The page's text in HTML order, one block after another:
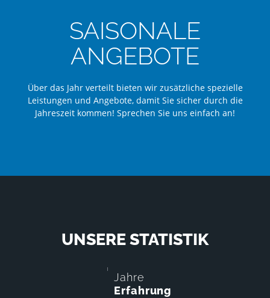
SAISONALE
ANGEBOTE
Über das Jahr verteilt bieten wir zusätzliche spezielle
Leistungen und Angebote, damit Sie sicher durch die
Jahreszeit kommen! Sprechen Sie uns einfach an!
UNSERE STATISTIK
Jahre
Erfahrung